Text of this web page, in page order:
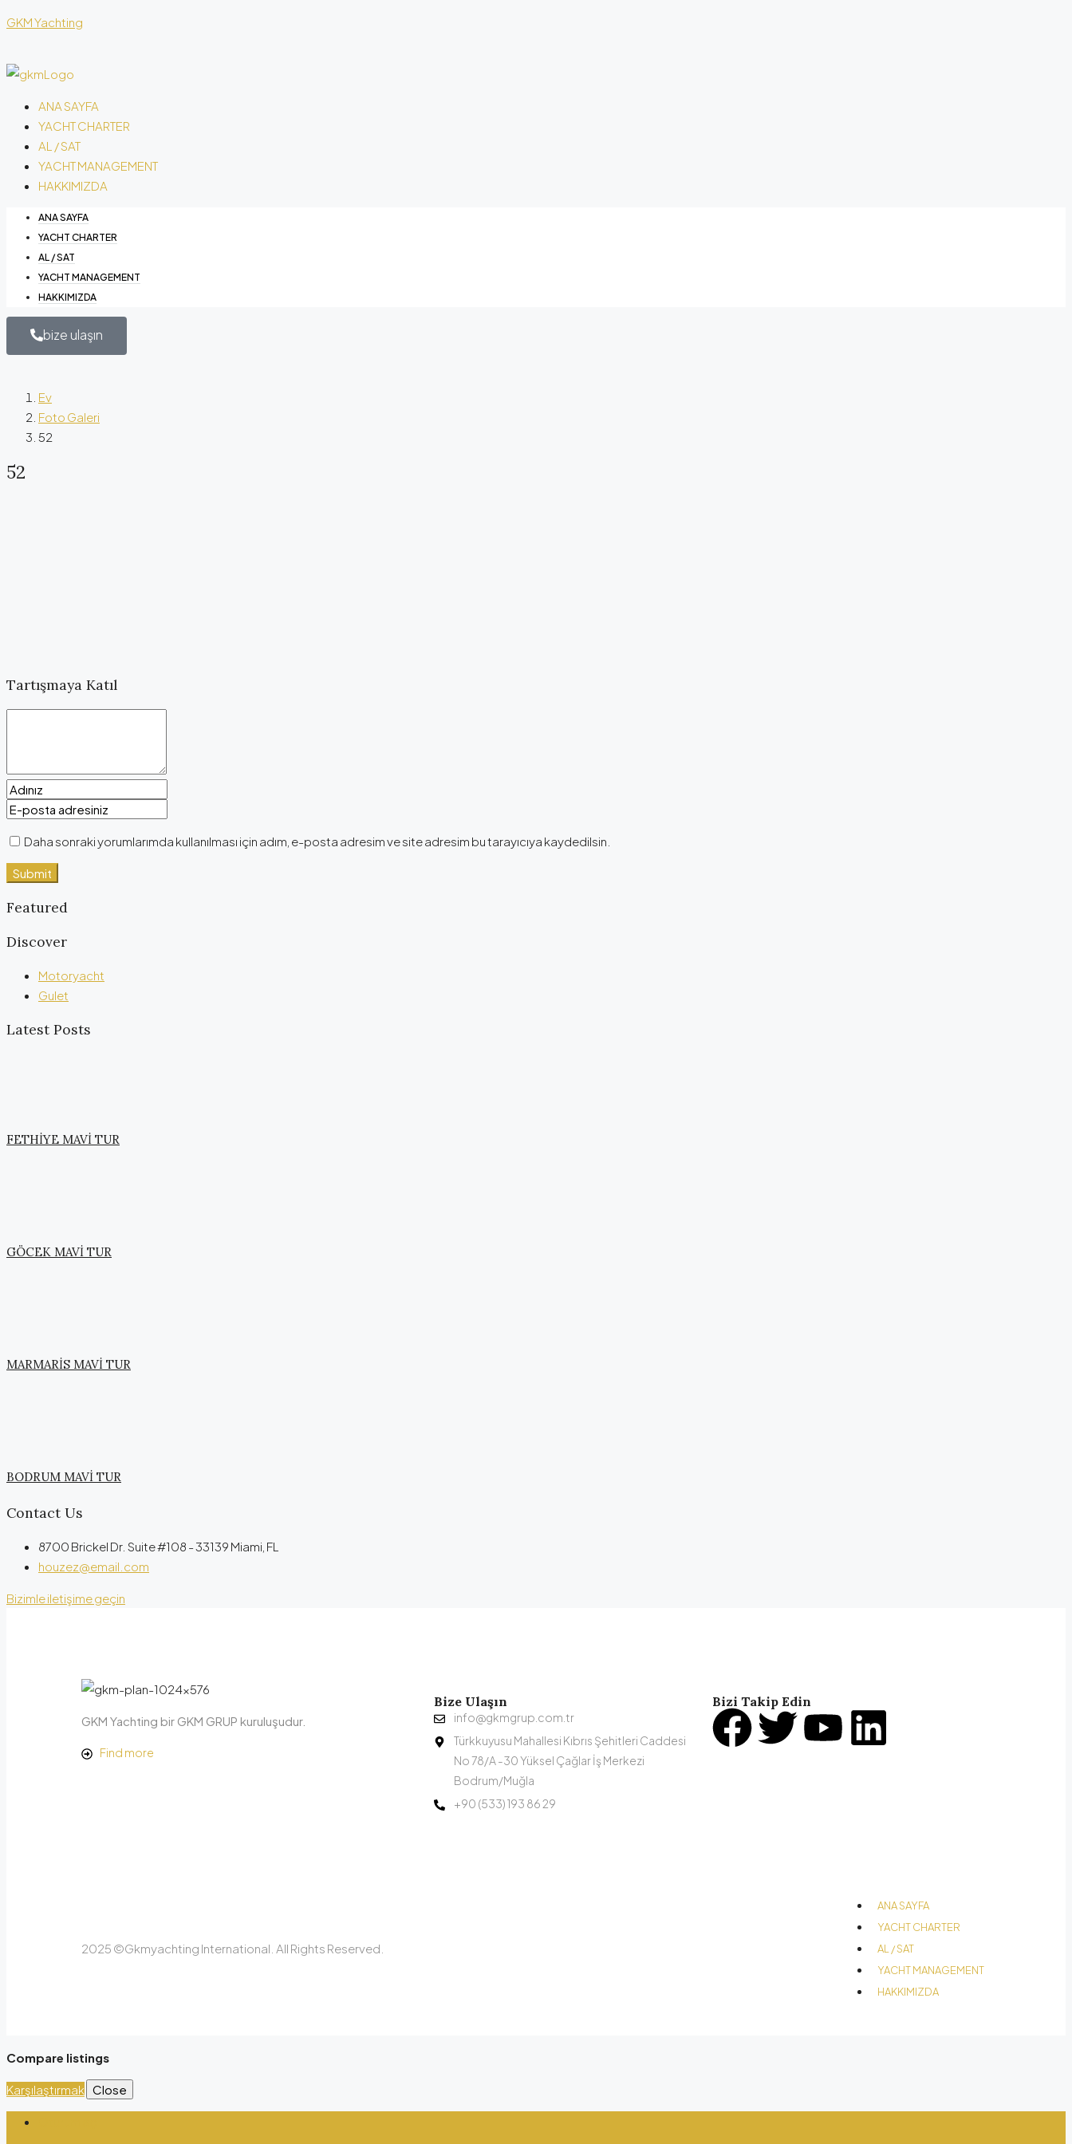
GKM Yachting
ANA SAYFA
YACHT CHARTER
AL / SAT
YACHT MANAGEMENT
HAKKIMIZDA
ANA SAYFA
YACHT CHARTER
AL / SAT
YACHT MANAGEMENT
HAKKIMIZDA
bize ulaşın
Ev
Foto Galeri
52
52
Tartışmaya Katıl
Daha sonraki yorumlarımda kullanılması için adım, e-posta adresim ve site adresim bu tarayıcıya kaydedilsin.
Featured
Discover
Motoryacht
Gulet
Latest Posts
FETHİYE MAVİ TUR
GÖCEK MAVİ TUR
MARMARİS MAVİ TUR
BODRUM MAVİ TUR
Contact Us
8700 Brickel Dr. Suite #108 - 33139 Miami, FL
houzez@email.com
Bizimle iletişime geçin
GKM Yachting bir GKM GRUP kuruluşudur.
Find more
Bize Ulaşın
info@gkmgrup.com.tr
Türkkuyusu Mahallesi Kıbrıs Şehitleri Caddesi
No 78/A -30 Yüksel Çağlar İş Merkezi
Bodrum/Muğla
+90 (533) 193 86 29
Bizi Takip Edin
2025 ©Gkmyachting International. All Rights Reserved.
ANA SAYFA
YACHT CHARTER
AL / SAT
YACHT MANAGEMENT
HAKKIMIZDA
Compare listings
Karşılaştırmak Close